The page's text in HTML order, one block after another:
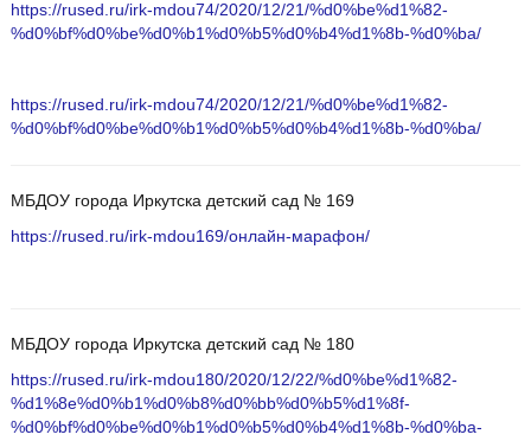
https://rused.ru/irk-mdou74/2020/12/21/%d0%be%d1%82-
%d0%bf%d0%be%d0%b1%d0%b5%d0%b4%d1%8b-%d0%ba/
https://rused.ru/irk-mdou74/2020/12/21/%d0%be%d1%82-
%d0%bf%d0%be%d0%b1%d0%b5%d0%b4%d1%8b-%d0%ba/
МБДОУ города Иркутска детский сад № 169
https://rused.ru/irk-mdou169/онлайн-марафон/
МБДОУ города Иркутска детский сад № 180
https://rused.ru/irk-mdou180/2020/12/22/%d0%be%d1%82-
%d1%8e%d0%b1%d0%b8%d0%bb%d0%b5%d1%8f-
%d0%bf%d0%be%d0%b1%d0%b5%d0%b4%d1%8b-%d0%ba-